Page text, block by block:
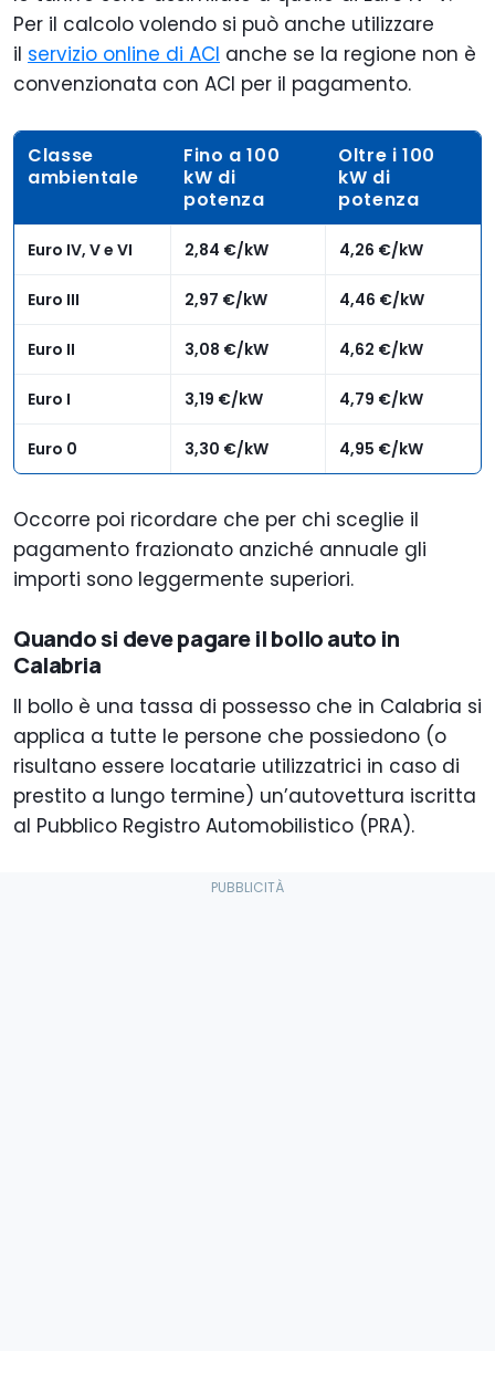
Per il calcolo volendo si può anche utilizzare
il servizio online di ACI anche se la regione non è
convenzionata con ACI per il pagamento.
Classe
ambientale
Fino a 100
kW di
potenza
Oltre i 100
kW di
potenza
Euro IV, V e VI 2,84 €/kW 4,26 €/kW
Euro III 2,97 €/kW 4,46 €/kW
Euro II 3,08 €/kW 4,62 €/kW
Euro I 3,19 €/kW 4,79 €/kW
Euro 0 3,30 €/kW 4,95 €/kW
Occorre poi ricordare che per chi sceglie il
pagamento frazionato anziché annuale gli
importi sono leggermente superiori.
Quando si deve pagare il bollo auto in
Calabria
Il bollo è una tassa di possesso che in Calabria si
applica a tutte le persone che possiedono (o
risultano essere locatarie utilizzatrici in caso di
prestito a lungo termine) un’autovettura iscritta
al Pubblico Registro Automobilistico (PRA).